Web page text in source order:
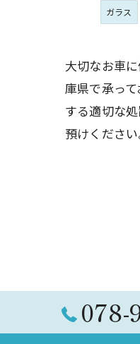
ガラス
大切なお車
庫県で承っ
する適切な
預けください
078-